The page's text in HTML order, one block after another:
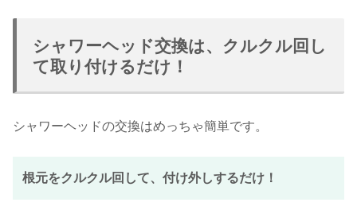
シャワーヘッド交換は、クルクル回し
て取り付けるだけ！
シャワーヘッドの交換はめっちゃ簡単です。
根元をクルクル回して、付け外しするだけ！